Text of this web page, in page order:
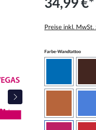
Preise inkl.
Farbe-Wandtattoo